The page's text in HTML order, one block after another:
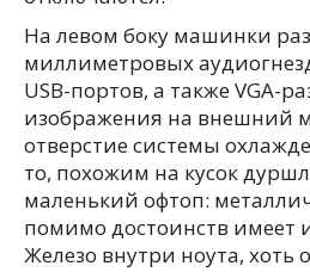
На левом боку машинки
миллиметровых
USB-портов, а также VGA-
изображения на внешний
отверстие системы
то, похожим на кусок
маленький офтоп:
помимо достоинств имеет
Железо внутри ноута, хоть